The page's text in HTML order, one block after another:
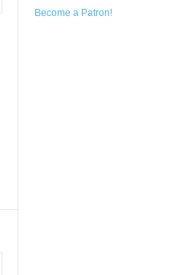
Become a Patron!